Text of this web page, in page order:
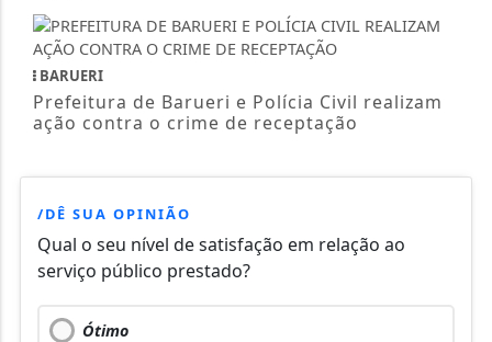
BARUERI
Prefeitura de Barueri e Polícia Civil realizam
ação contra o crime de receptação
/DÊ SUA OPINIÃO
Qual o seu nível de satisfação em relação ao
serviço público prestado?
Ótimo